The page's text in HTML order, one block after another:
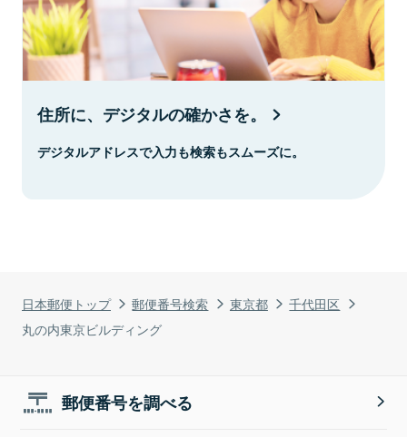
日本郵便トップ 郵便番号検索 東京都
千代田区
丸の内東京ビルディング
住所に、デジタルの確かさを。
デジタルアドレスで入力も検索もスムーズに。
郵便番号を調べる